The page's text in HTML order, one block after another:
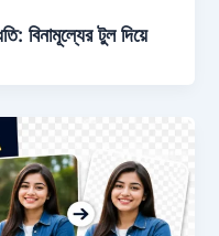
বিনামূল্যের টুল দিয়ে